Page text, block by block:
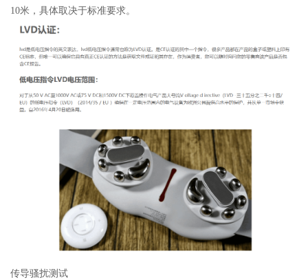
10米，具体取决于标准要求。
传导骚扰测试